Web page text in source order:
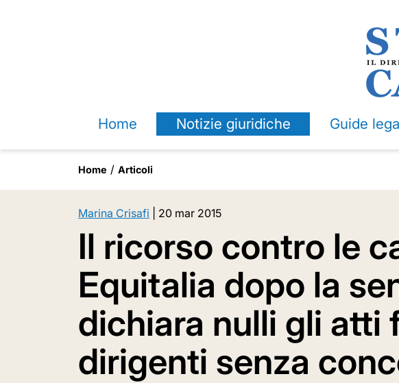
Home Notizie giuridiche Guide
Home Articoli
Marina Crisafi 20 mar 2015
Il ricorso contro le
Equitalia dopo la
dichiara nulli gli atti
dirigenti senza